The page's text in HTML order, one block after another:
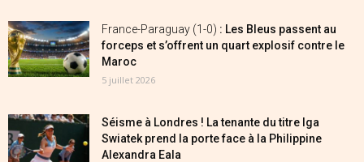
France-Paraguay (1-0) : Les Bleus passent au
forceps et s’offrent un quart explosif contre le
Maroc
5 juillet 2026
Séisme à Londres ! La tenante du titre Iga
Swiatek prend la porte face à la Philippine
Alexandra Eala